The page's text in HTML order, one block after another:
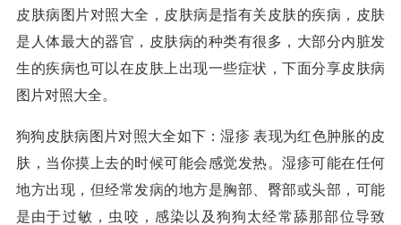
皮肤病图片对照大全，皮肤病是指有关皮肤的疾病，皮肤
是人体最大的器官，皮肤病的种类有很多，大部分内脏发
生的疾病也可以在皮肤上出现一些症状，下面分享皮肤病
图片对照大全。
狗狗皮肤病图片对照大全如下：湿疹 表现为红色肿胀的皮
肤，当你摸上去的时候可能会感觉发热。湿疹可能在任何
地方出现，但经常发病的地方是胸部、臀部或头部，可能
是由于过敏，虫咬，感染以及狗狗太经常舔那部位导致